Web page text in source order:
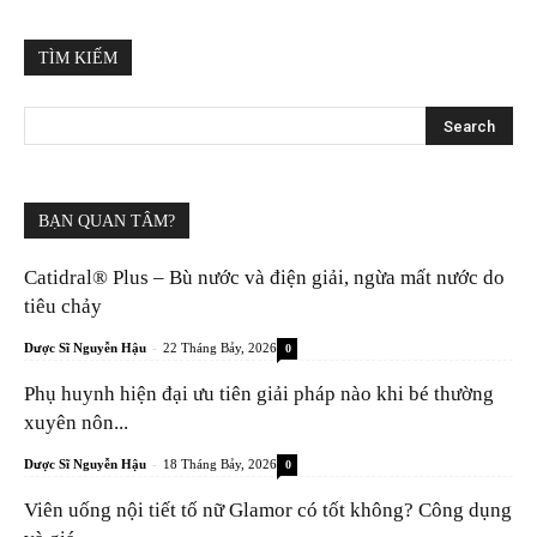
TÌM KIẾM
BẠN QUAN TÂM?
Catidral® Plus – Bù nước và điện giải, ngừa mất nước do
tiêu chảy
Dược Sĩ Nguyễn Hậu - 22 Tháng Bảy, 2026 0
Phụ huynh hiện đại ưu tiên giải pháp nào khi bé thường
xuyên nôn...
Dược Sĩ Nguyễn Hậu - 18 Tháng Bảy, 2026 0
Viên uống nội tiết tố nữ Glamor có tốt không? Công dụng